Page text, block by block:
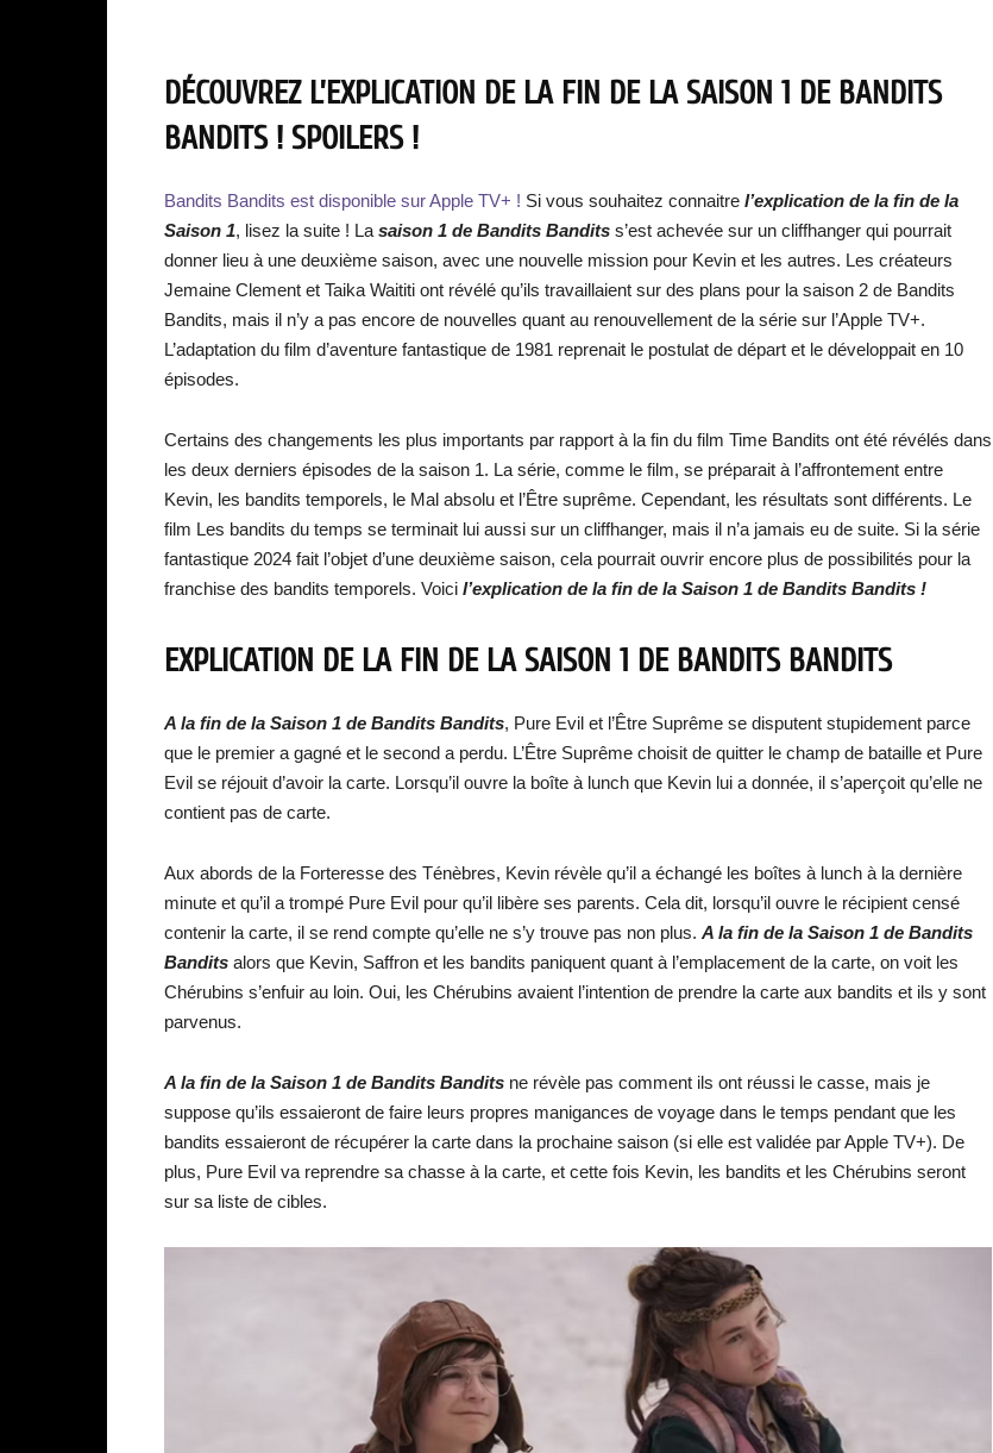
DÉCOUVREZ L’EXPLICATION DE LA FIN DE LA SAISON 1 DE BANDITS
BANDITS ! SPOILERS !
Bandits Bandits est disponible sur Apple TV+ ! Si vous souhaitez connaitre l’explication de la fin de la
Saison 1, lisez la suite ! La saison 1 de Bandits Bandits s’est achevée sur un cliffhanger qui pourrait
donner lieu à une deuxième saison, avec une nouvelle mission pour Kevin et les autres. Les créateurs
Jemaine Clement et Taika Waititi ont révélé qu’ils travaillaient sur des plans pour la saison 2 de Bandits
Bandits, mais il n’y a pas encore de nouvelles quant au renouvellement de la série sur l’Apple TV+.
L’adaptation du film d’aventure fantastique de 1981 reprenait le postulat de départ et le développait en 10
épisodes.
Certains des changements les plus importants par rapport à la fin du film Time Bandits ont été révélés dans
les deux derniers épisodes de la saison 1. La série, comme le film, se préparait à l’affrontement entre
Kevin, les bandits temporels, le Mal absolu et l’Être suprême. Cependant, les résultats sont différents. Le
film Les bandits du temps se terminait lui aussi sur un cliffhanger, mais il n’a jamais eu de suite. Si la série
fantastique 2024 fait l’objet d’une deuxième saison, cela pourrait ouvrir encore plus de possibilités pour la
franchise des bandits temporels. Voici l’explication de la fin de la Saison 1 de Bandits Bandits !
EXPLICATION DE LA FIN DE LA SAISON 1 DE BANDITS BANDITS
A la fin de la Saison 1 de Bandits Bandits, Pure Evil et l’Être Suprême se disputent stupidement parce
que le premier a gagné et le second a perdu. L’Être Suprême choisit de quitter le champ de bataille et Pure
Evil se réjouit d’avoir la carte. Lorsqu’il ouvre la boîte à lunch que Kevin lui a donnée, il s’aperçoit qu’elle ne
contient pas de carte.
Aux abords de la Forteresse des Ténèbres, Kevin révèle qu’il a échangé les boîtes à lunch à la dernière
minute et qu’il a trompé Pure Evil pour qu’il libère ses parents. Cela dit, lorsqu’il ouvre le récipient censé
contenir la carte, il se rend compte qu’elle ne s’y trouve pas non plus. A la fin de la Saison 1 de Bandits
Bandits alors que Kevin, Saffron et les bandits paniquent quant à l’emplacement de la carte, on voit les
Chérubins s’enfuir au loin. Oui, les Chérubins avaient l’intention de prendre la carte aux bandits et ils y sont
parvenus.
A la fin de la Saison 1 de Bandits Bandits ne révèle pas comment ils ont réussi le casse, mais je
suppose qu’ils essaieront de faire leurs propres manigances de voyage dans le temps pendant que les
bandits essaieront de récupérer la carte dans la prochaine saison (si elle est validée par Apple TV+). De
plus, Pure Evil va reprendre sa chasse à la carte, et cette fois Kevin, les bandits et les Chérubins seront
sur sa liste de cibles.